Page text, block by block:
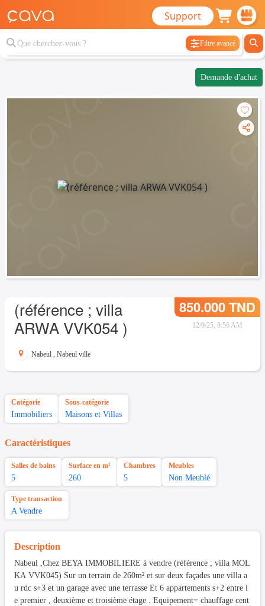
Support
Filtre avancé
Demande d'achat
(référence ; villa
ARWA VVK054 )
850.000 TND
12/9/25, 8:56 AM
Nabeul , Nabeul ville
Catégorie
Immobiliers
Sous-catégorie
Maisons et Villas
Caractéristiques
Salles de bains
5
Surface en m²
260
Chambres
5
Meubles
Non Meublé
Type transaction
A Vendre
Description
Nabeul ,Chez BEYA IMMOBILIERE à vendre (référence ; villa MOL
KA VVK045) Sur un terrain de 260m² et sur deux façades une villa a
u rdc s+3 et un garage avec une terrasse Et 6 appartements s+2 entre l
e premier , deuxième et troisième étage . Equipement= chauffage cent